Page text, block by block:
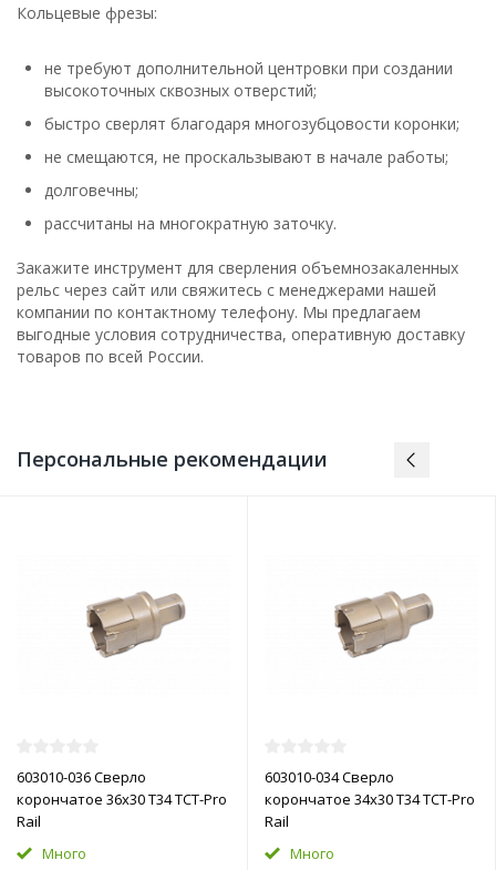
Кольцевые фрезы:
не требуют дополнительной центровки при создании
высокоточных сквозных отверстий;
быстро сверлят благодаря многозубцовости коронки;
не смещаются, не проскальзывают в начале работы;
долговечны;
рассчитаны на многократную заточку.
Закажите инструмент для сверления объемнозакаленных
рельс через сайт или свяжитесь с менеджерами нашей
компании по контактному телефону. Мы предлагаем
выгодные условия сотрудничества, оперативную доставку
товаров по всей России.
Персональные рекомендации
603010-036 Сверло
корончатое 36х30 T34 TCT-Pro
Rail
Много
603010-034 Сверло
корончатое 34х30 T34 TCT-Pro
Rail
Много